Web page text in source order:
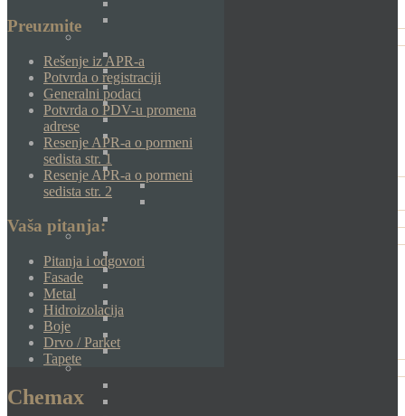
Preuzmite
Rešenje iz APR-a
Potvrda o registraciji
Generalni podaci
Potvrda o PDV-u promena
adrese
Resenje APR-a o pormeni
sedista str. 1
Resenje APR-a o pormeni
sedista str. 2
Vaša pitanja:
Pitanja i odgovori
Fasade
Metal
Hidroizolacija
Boje
Drvo / Parket
Tapete
Chemax